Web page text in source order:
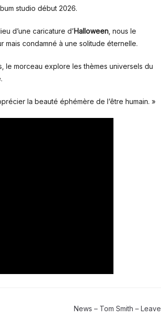
studio début 2026.
d’une caricature d’Halloween , nous le
mais condamné à une solitude éternelle.
le morceau explore les thèmes universels du
la beauté éphémère de l’être humain. »
News – Tom Smith – Leave